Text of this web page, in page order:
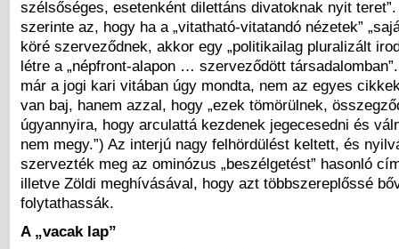
szélsőséges, esetenként dilettáns divatoknak nyit
szerinte az, hogy ha a „vitatható-vitatandó nézetek”
köré szerveződnek, akkor egy „politikailag pluralizált
létre a „népfront-alapon … szerveződött
már a jogi kari vitában úgy mondta, nem az egyes
van baj, hanem azzal, hogy „ezek tömörülnek,
úgyannyira, hogy arculattá kezdenek jegecesedni és
nem megy.”) Az interjú nagy felhördülést keltett, és
szervezték meg az ominózus „beszélgetést” hasonló
illetve Zöldi meghívásával, hogy azt többszereplőssé
folytathassák.
A „vacak lap”